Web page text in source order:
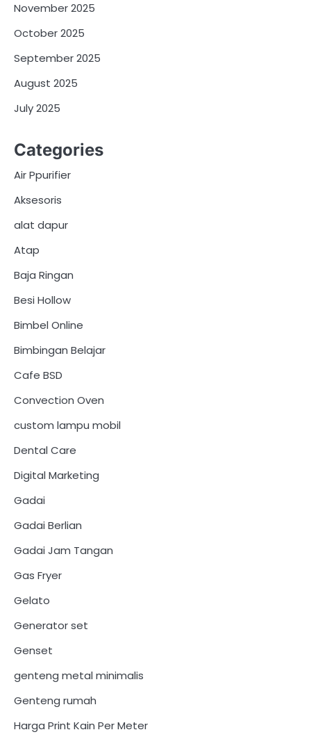
November 2025
October 2025
September 2025
August 2025
July 2025
Categories
Air Ppurifier
Aksesoris
alat dapur
Atap
Baja Ringan
Besi Hollow
Bimbel Online
Bimbingan Belajar
Cafe BSD
Convection Oven
custom lampu mobil
Dental Care
Digital Marketing
Gadai
Gadai Berlian
Gadai Jam Tangan
Gas Fryer
Gelato
Generator set
Genset
genteng metal minimalis
Genteng rumah
Harga Print Kain Per Meter